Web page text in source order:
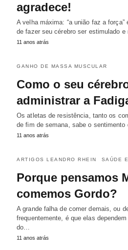
agradece!
A velha máxima: “a união faz a
de fazer seu cérebro ser estimulado
11 anos atrás
GANHO DE MASSA MUSCULAR
Como o seu
administrar a
Os atletas de resistência, tanto os
de fim de semana, sabe o
11 anos atrás
ARTIGOS LEANDRO RHEIN SAÚDE
Porque pensamos
comemos Gordo?
A grande falha de comer demais, ou
frequentemente, é que elas
do…
11 anos atrás